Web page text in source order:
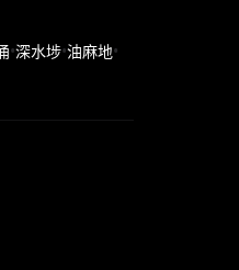
•深水埗•油麻地•